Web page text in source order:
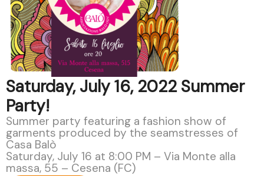
Saturday, July 16, 2022 Summer
Party!
Summer party featuring a fashion show of
garments produced by the seamstresses of
Casa Balò
Saturday, July 16 at 8:00 PM – Via Monte alla
massa, 55 – Cesena (FC)